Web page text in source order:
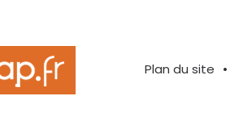
Plan du site